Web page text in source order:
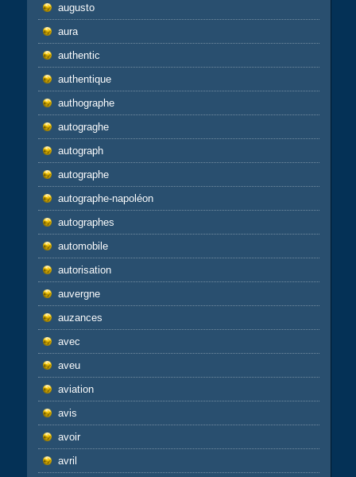
augusto
aura
authentic
authentique
authographe
autograghe
autograph
autographe
autographe-napoléon
autographes
automobile
autorisation
auvergne
auzances
avec
aveu
aviation
avis
avoir
avril